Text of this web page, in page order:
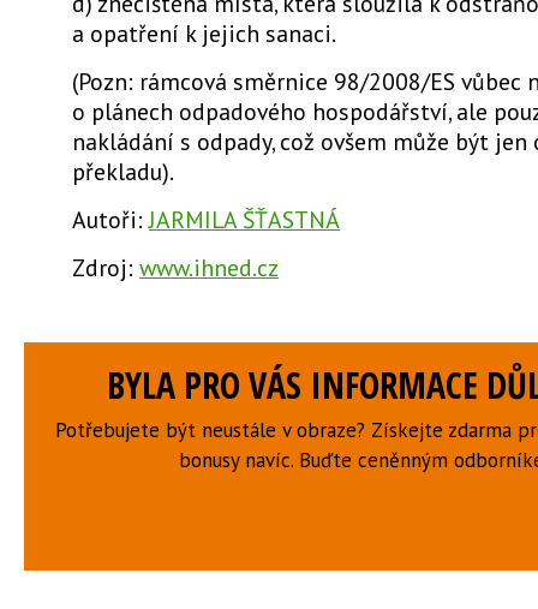
a opatření k jejich sanaci.
(Pozn: rámcová směrnice 98/2008/ES vůbec
o plánech odpadového hospodářství, ale
nakládání s odpady, což ovšem může být jen
překladu).
Autoři:JARMILA ŠŤASTNÁ
Zdroj: www.ihned.cz
BYLA PRO VÁS INFORMACE
Potřebujete být neustále v obraze? Získejte zdarma
bonusy navíc. Buďte ceněnným